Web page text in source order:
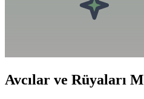
Avcılar ve Rüyaları